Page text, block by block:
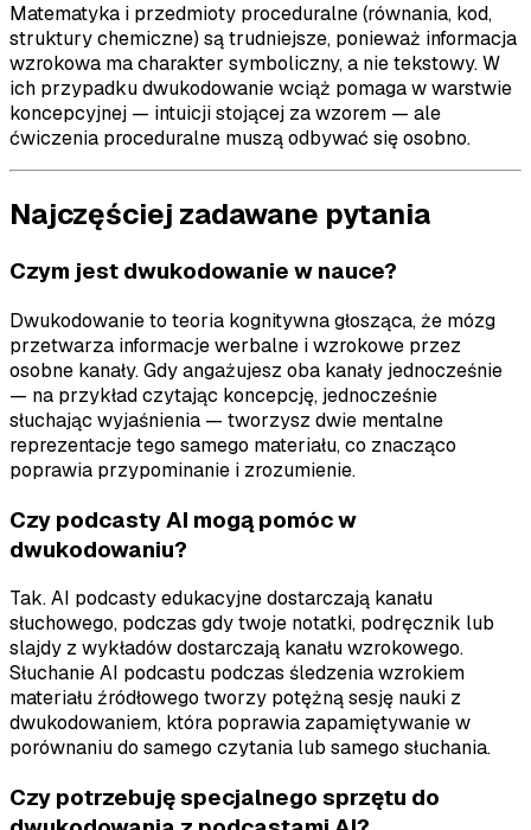
Matematyka i przedmioty proceduralne (równania, kod,
struktury chemiczne) są trudniejsze, ponieważ informacja
wzrokowa ma charakter symboliczny, a nie tekstowy. W
ich przypadku dwukodowanie wciąż pomaga w warstwie
koncepcyjnej — intuicji stojącej za wzorem — ale
ćwiczenia proceduralne muszą odbywać się osobno.
Najczęściej zadawane pytania
Czym jest dwukodowanie w nauce?
Dwukodowanie to teoria kognitywna głosząca, że mózg
przetwarza informacje werbalne i wzrokowe przez
osobne kanały. Gdy angażujesz oba kanały jednocześnie
— na przykład czytając koncepcję, jednocześnie
słuchając wyjaśnienia — tworzysz dwie mentalne
reprezentacje tego samego materiału, co znacząco
poprawia przypominanie i zrozumienie.
Czy podcasty AI mogą pomóc w
dwukodowaniu?
Tak. AI podcasty edukacyjne dostarczają kanału
słuchowego, podczas gdy twoje notatki, podręcznik lub
slajdy z wykładów dostarczają kanału wzrokowego.
Słuchanie AI podcastu podczas śledzenia wzrokiem
materiału źródłowego tworzy potężną sesję nauki z
dwukodowaniem, która poprawia zapamiętywanie w
porównaniu do samego czytania lub samego słuchania.
Czy potrzebuję specjalnego sprzętu do